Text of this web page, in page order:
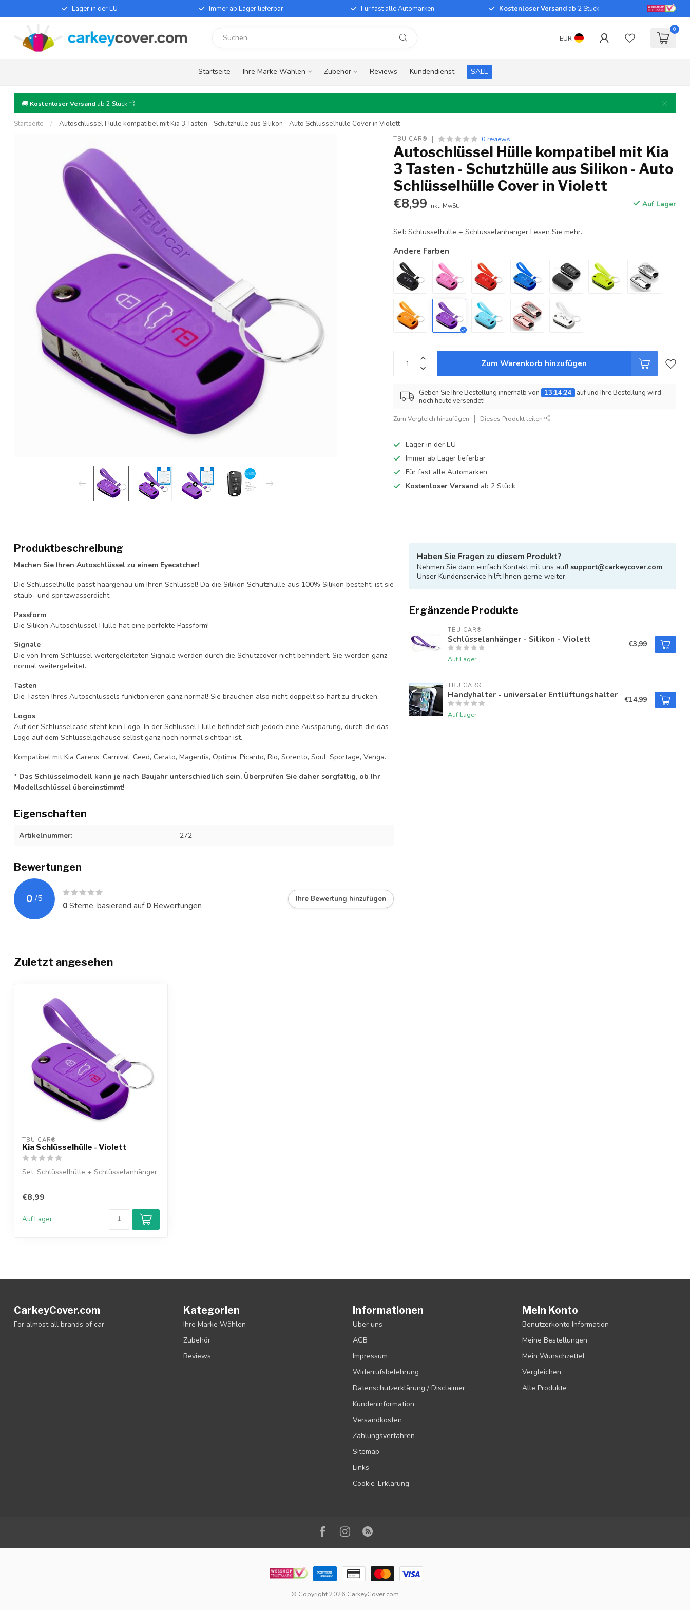
Lager in der EU Immer ab Lager lieferbar Für fast alle Automarken Kostenloser Versand ab 2 Stück
EUR
0
Startseite Ihre Marke Wählen Zubehör Reviews Kundendienst SALE
🚚 Kostenloser Versand ab 2 Stück 💨
Startseite / Autoschlüssel Hülle kompatibel mit Kia 3 Tasten - Schutzhülle aus Silikon - Auto Schlüsselhülle Cover in Violett
TBU CAR® 0 reviews
Autoschlüssel Hülle kompatibel mit Kia
3 Tasten - Schutzhülle aus Silikon - Auto
Schlüsselhülle Cover in Violett
€8,99 Inkl. MwSt. Auf Lager
Set: Schlüsselhülle + SchlüsselanhängerLesen Sie mehr.
Andere Farben
Zum Warenkorb hinzufügen
Geben Sie Ihre Bestellung innerhalb von 13:14:24
auf und Ihre Bestellung wird
noch heute versendet!
Zum Vergleich hinzufügen Dieses Produkt teilen
Lager in der EU
Immer ab Lager lieferbar
Für fast alle Automarken
Kostenloser Versand ab 2 Stück
Produktbeschreibung
Machen Sie Ihren Autoschlüssel zu einem Eyecatcher!
Die Schlüsselhülle passt haargenau um Ihren Schlüssel! Da die Silikon Schutzhülle aus 100% Silikon besteht, ist sie
staub- und spritzwasserdicht.
Passform
Die Silikon Autoschlüssel Hülle hat eine perfekte Passform!
Signale
Die von Ihrem Schlüssel weitergeleiteten Signale werden durch die Schutzcover nicht behindert. Sie werden ganz
normal weitergeleitet.
Tasten
Die Tasten Ihres Autoschlüssels funktionieren ganz normal! Sie brauchen also nicht doppelt so hart zu drücken.
Logos
Auf der Schlüsselcase steht kein Logo. In der Schlüssel Hülle befindet sich jedoch eine Aussparung, durch die das
Logo auf dem Schlüsselgehäuse selbst ganz noch normal sichtbar ist.
Kompatibel mit Kia Carens, Carnival, Ceed, Cerato, Magentis, Optima, Picanto, Rio, Sorento, Soul, Sportage, Venga.
* Das Schlüsselmodell kann je nach Baujahr unterschiedlich sein. Überprüfen Sie daher sorgfältig, ob Ihr
Modellschlüssel übereinstimmt!
Eigenschaften
Artikelnummer: 272
Bewertungen
0 /5
0Sterne, basierend auf0 Bewertungen
Ihre Bewertung hinzufügen
Haben Sie Fragen zu diesem Produkt?
Nehmen Sie dann einfach Kontakt mit uns auf! support@carkeycover.com.
Unser Kundenservice hilft Ihnen gerne weiter.
Ergänzende Produkte
TBU CAR®
Schlüsselanhänger - Silikon - Violett
Auf Lager
€3,99
TBU CAR®
Handyhalter - universaler Entlüftungshalter
Auf Lager
€14,99
Zuletzt angesehen
TBU CAR®
Kia Schlüsselhülle - Violett
Set: Schlüsselhülle + Schlüsselanhänger
€8,99
Auf Lager
CarkeyCover.com
For almost all brands of car
Kategorien
Ihre Marke Wählen
Zubehör
Reviews
Informationen
Über uns
AGB
Impressum
Widerrufsbelehrung
Datenschutzerklärung / Disclaimer
Kundeninformation
Versandkosten
Zahlungsverfahren
Sitemap
Links
Cookie-Erklärung
Mein Konto
Benutzerkonto Information
Meine Bestellungen
Mein Wunschzettel
Vergleichen
Alle Produkte
© Copyright 2026 CarkeyCover.com